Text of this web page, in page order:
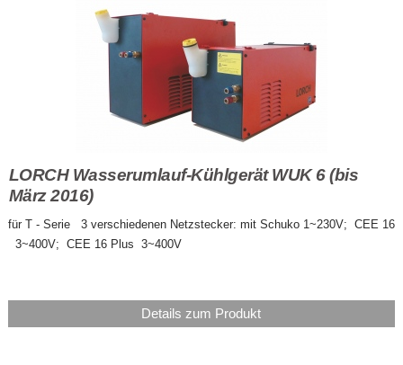
LORCH Wasserumlauf-Kühlgerät WUK 6 (bis
März 2016)
für T - Serie 3 verschiedenen Netzstecker: mit Schuko 1~230V; CEE 16
3~400V; CEE 16 Plus 3~400V
Details zum Produkt